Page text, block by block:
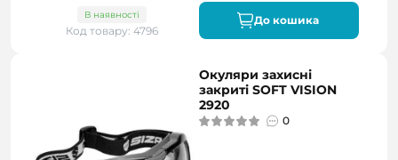
В наявності
Код товару: 4796
До кошика
Окуляри захисні
закриті SOFT VISION
2920
0